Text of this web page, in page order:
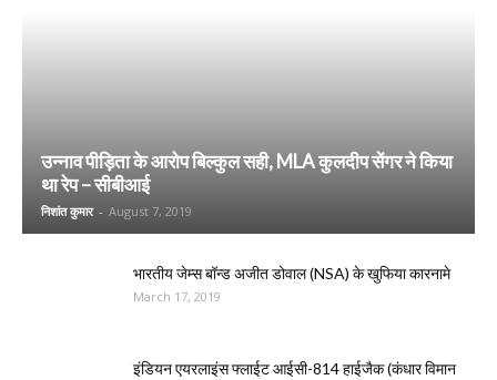
उन्नाव पीड़िता के आरोप बिल्कुल सही, MLA कुलदीप सेंगर ने किया
था रेप – सीबीआई
निशांत कुमार - August 7, 2019
भारतीय जेम्स बॉन्ड अजीत डोवाल (NSA) के खुफिया कारनामे
March 17, 2019
इंडियन एयरलाइंस फ्लाईट आईसी-814 हाईजैक (कंधार विमान